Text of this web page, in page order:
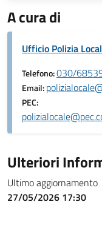
A cura di
Ufficio Polizia
Telefono:030/
Email:
PEC:
Ulteriori
Ultimo aggiornamento
27/05/2026 17:30